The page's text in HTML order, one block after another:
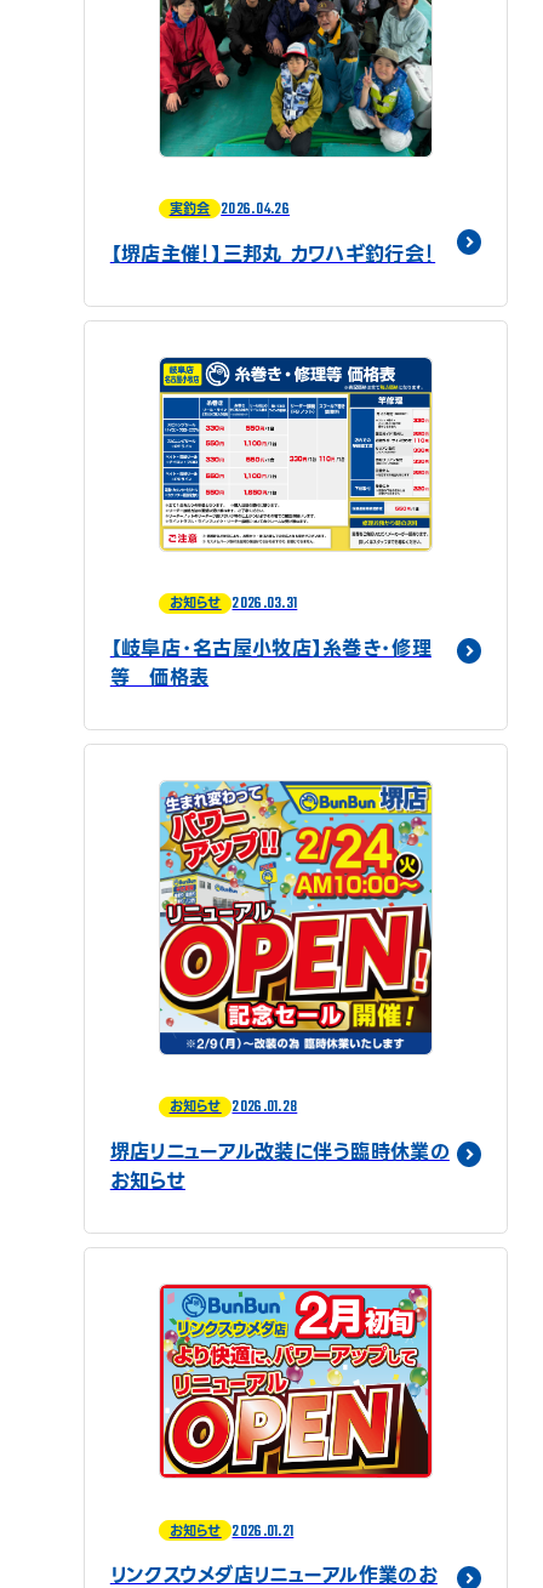
実釣会 2026.04.26
【堺店主催！】三邦丸 カワハギ釣行会！
お知らせ 2026.03.31
【岐阜店・名古屋小牧店】糸巻き・修理
等 価格表
お知らせ 2026.01.28
堺店リニューアル改装に伴う臨時休業の
お知らせ
お知らせ 2026.01.21
リンクスウメダ店リニューアル作業のお